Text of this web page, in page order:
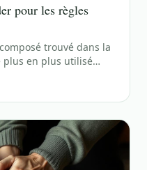
pour les règles
trouvé dans la
plus en plus utilisé
Bien que les
feuille de chanvre
soient limitées,
avoir trouvé du